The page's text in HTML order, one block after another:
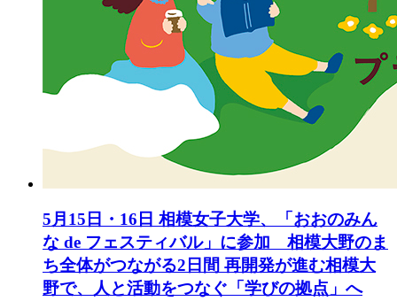
5月15日・16日 相模女子大学、「おおのみん
な de フェスティバル」に参加 相模大野のま
ち全体がつながる2日間 再開発が進む相模大
野で、人と活動をつなぐ「学びの拠点」へ